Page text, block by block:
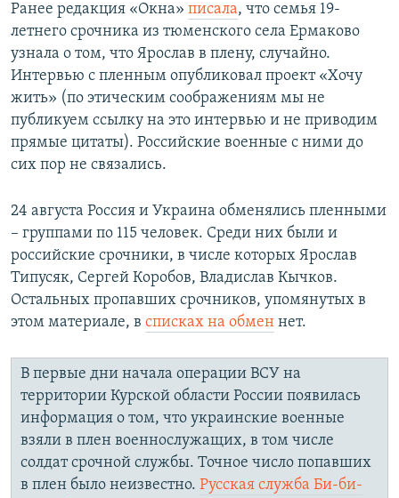
Ранее редакция «Окна» писала, что семья 19-
летнего срочника из тюменского села Ермаково
узнала о том, что Ярослав в плену, случайно.
Интервью с пленным опубликовал проект «Хочу
жить» (по этическим соображениям мы не
публикуем ссылку на это интервью и не приводим
прямые цитаты). Российские военные с ними до
сих пор не связались.
24 августа Россия и Украина обменялись пленными
– группами по 115 человек. Среди них были и
российские срочники, в числе которых Ярослав
Типусяк, Сергей Коробов, Владислав Кычков.
Остальных пропавших срочников, упомянутых в
этом материале, в списках на обмен нет.
В первые дни начала операции ВСУ на
территории Курской области России появилась
информация о том, что украинские военные
взяли в плен военнослужащих, в том числе
солдат срочной службы. Точное число попавших
в плен было неизвестно. Русская служба Би-би-